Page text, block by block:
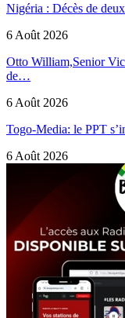
Nigéria : Décès de
6 Août 2026
Otto William,Senior
de…
6 Août 2026
Togo-Media: le PPT
6 Août 2026